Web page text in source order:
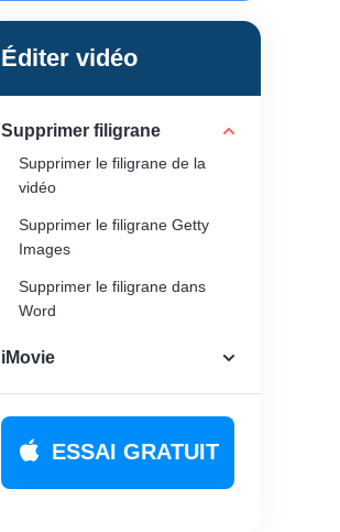
Éditer vidéo
Supprimer filigrane
Supprimer le filigrane de la
vidéo
Supprimer le filigrane Getty
Images
Supprimer le filigrane dans
Word
Supprimer le filigrane du PDF
Supprimer Emoji de l'image
iMovie
ESSAI GRATUIT